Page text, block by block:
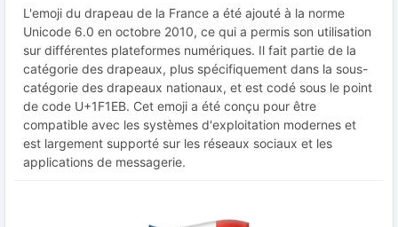
L'emoji du drapeau de la France a été ajouté à la norme
Unicode 6.0 en octobre 2010, ce qui a permis son utilisation
sur différentes plateformes numériques. Il fait partie de la
catégorie des drapeaux, plus spécifiquement dans la sous-
catégorie des drapeaux nationaux, et est codé sous le point
de code U+1F1EB. Cet emoji a été conçu pour être
compatible avec les systèmes d'exploitation modernes et
est largement supporté sur les réseaux sociaux et les
applications de messagerie.